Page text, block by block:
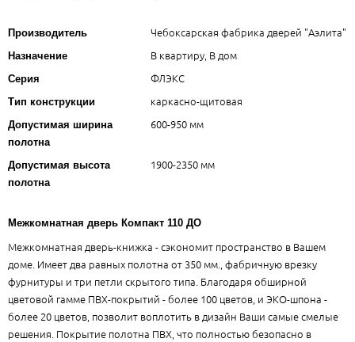
Производитель Чебоксарская фабрика дверей "Аэлита"
Назначение В квартиру, В дом
Серия ФЛЭКС
Тип конструкции каркасно-щитовая
Допустимая ширина
полотна
600-950 мм
Допустимая высота
полотна
1900-2350 мм
Межкомнатная дверь Компакт 110 ДО
Межкомнатная дверь-книжка - сэкономит пространство в Вашем
доме. Имеет два равных полотна от 350 мм., фабричную врезку
фурнитуры и три петли скрытого типа. Благодаря обширной
цветовой гамме ПВХ-покрытий - более 100 цветов, и ЭКО-шпона -
более 20 цветов, позволит воплотить в дизайн Ваши самые смелые
решения. Покрытие полотна ПВХ, что полностью безопасно в